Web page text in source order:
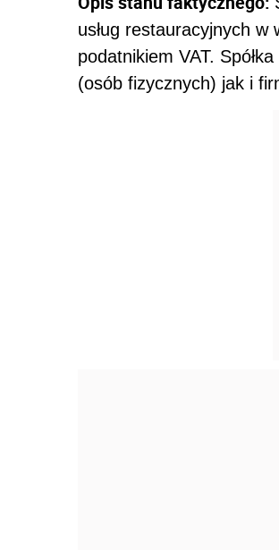
usług restauracyjnych w
podatnikiem VAT.
(osób fizycznych) jak i